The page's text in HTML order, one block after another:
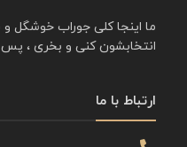
ما اینجا کلی جوراب خوشگل
انتخابشون کنی و بخری ،
ارتباط با ما